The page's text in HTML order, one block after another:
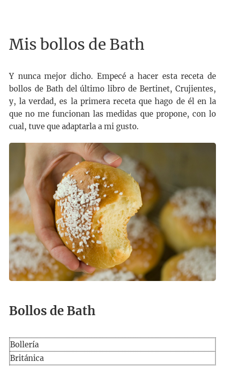
Mis bollos de Bath
Y nunca mejor dicho. Empecé a hacer esta receta de
bollos de Bath del último libro de Bertinet, Crujientes,
y, la verdad, es la primera receta que hago de él en la
que no me funcionan las medidas que propone, con lo
cual, tuve que adaptarla a mi gusto.
Bollos de Bath
Bollería
Británica